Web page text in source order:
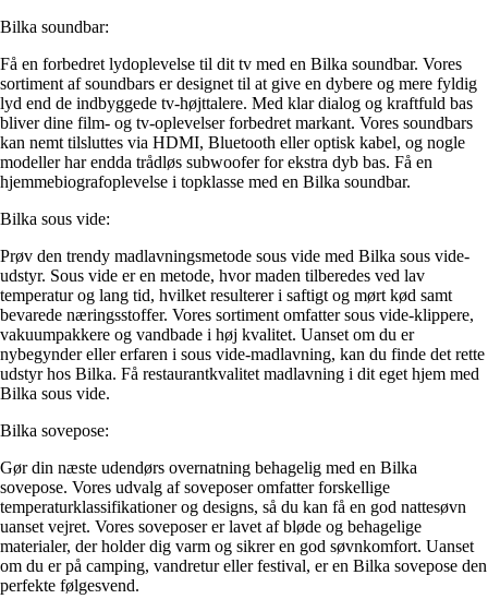
Bilka soundbar:
Få en forbedret lydoplevelse til dit tv med en Bilka soundbar. Vores
sortiment af soundbars er designet til at give en dybere og mere fyldig
lyd end de indbyggede tv-højttalere. Med klar dialog og kraftfuld bas
bliver dine film- og tv-oplevelser forbedret markant. Vores soundbars
kan nemt tilsluttes via HDMI, Bluetooth eller optisk kabel, og nogle
modeller har endda trådløs subwoofer for ekstra dyb bas. Få en
hjemmebiografoplevelse i topklasse med en Bilka soundbar.
Bilka sous vide:
Prøv den trendy madlavningsmetode sous vide med Bilka sous vide-
udstyr. Sous vide er en metode, hvor maden tilberedes ved lav
temperatur og lang tid, hvilket resulterer i saftigt og mørt kød samt
bevarede næringsstoffer. Vores sortiment omfatter sous vide-klippere,
vakuumpakkere og vandbade i høj kvalitet. Uanset om du er
nybegynder eller erfaren i sous vide-madlavning, kan du finde det rette
udstyr hos Bilka. Få restaurantkvalitet madlavning i dit eget hjem med
Bilka sous vide.
Bilka sovepose:
Gør din næste udendørs overnatning behagelig med en Bilka
sovepose. Vores udvalg af soveposer omfatter forskellige
temperaturklassifikationer og designs, så du kan få en god nattesøvn
uanset vejret. Vores soveposer er lavet af bløde og behagelige
materialer, der holder dig varm og sikrer en god søvnkomfort. Uanset
om du er på camping, vandretur eller festival, er en Bilka sovepose den
perfekte følgesvend.